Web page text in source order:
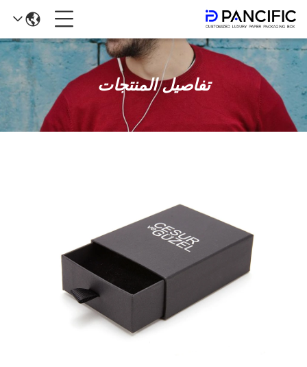
تفاصيل المنتجات